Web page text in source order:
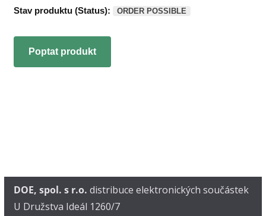
Stav produktu (Status):
ORDER POSSIBLE
Poptat produkt
DOE, spol. s r.o. distribuce elektronických součástek
U Družstva Ideál 1260/7